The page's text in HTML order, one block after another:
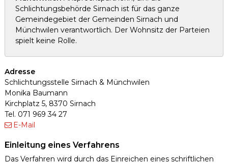
Schlichtungsbehörde Sirnach ist für das ganze
Gemeindegebiet der Gemeinden Sirnach und
Münchwilen verantwortlich. Der Wohnsitz der Parteien
spielt keine Rolle.
Adresse
Schlichtungsstelle Sirnach & Münchwilen
Monika Baumann
Kirchplatz 5, 8370 Sirnach
Tel. 071 969 34 27
E-Mail
Einleitung eines Verfahrens
Das Verfahren wird durch das Einreichen eines schriftlichen